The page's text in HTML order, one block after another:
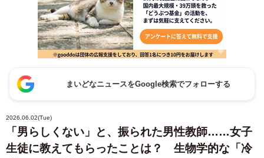
まいどなニュースをGoogle検索でフォローする
2026.06.02(Tue)
「男らしくない」と、振られた男性教師……女子
生徒に教えてもらったことは？ 生物学的な「冷